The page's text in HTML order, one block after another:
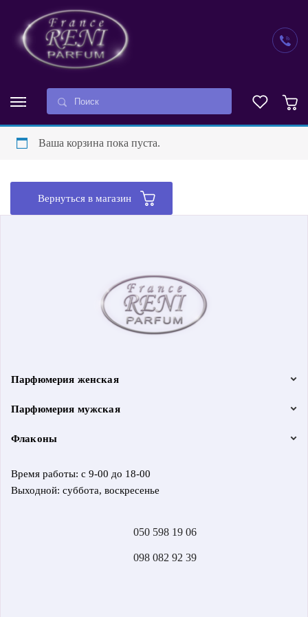
Ваша корзина пока пуста.
Вернуться в магазин
Парфюмерия женская
Парфюмерия мужская
Флаконы
Время работы: с 9-00 до 18-00
Выходной: суббота, воскресенье
050 598 19 06
098 082 92 39